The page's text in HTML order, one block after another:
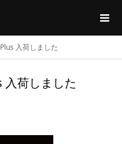
入荷しました
入荷しました